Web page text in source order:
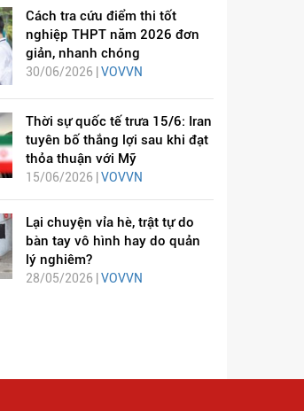
Cách tra cứu điểm thi tốt
nghiệp THPT năm 2026 đơn
giản, nhanh chóng
30/06/2026 |VOVVN
Thời sự quốc tế trưa 15/6: Iran
tuyên bố thắng lợi sau khi đạt
thỏa thuận với Mỹ
15/06/2026 | VOVVN
Lại chuyện vỉa hè, trật tự do
bàn tay vô hình hay do quản
lý nghiêm?
28/05/2026 | VOVVN